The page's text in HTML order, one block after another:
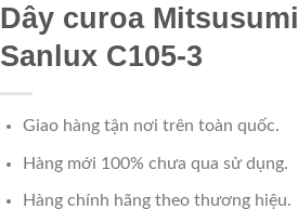
Dây curoa Mitsusumi
Sanlux C105-3
Giao hàng tận nơi trên toàn quốc.
Hàng mới 100% chưa qua sử dụng.
Hàng chính hãng theo thương hiệu.